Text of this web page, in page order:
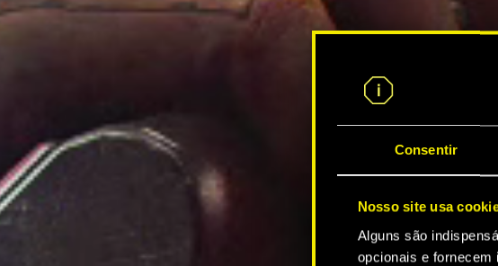
Consentir
Nosso site usa
Alguns são
opcionais e